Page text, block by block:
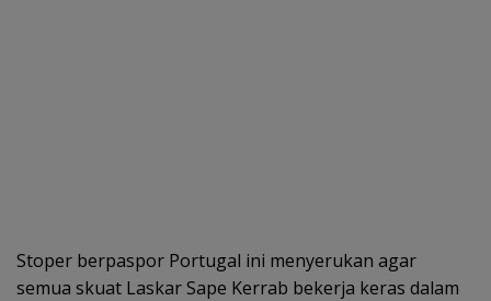
Stoper berpaspor Portugal ini menyerukan agar
semua skuat Laskar Sape Kerrab bekerja keras dalam